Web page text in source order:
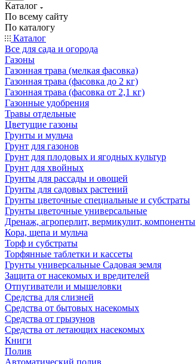
Каталог
По всему сайту
По каталогу
Каталог
Все для сада и огорода
Газоны
Газонная трава (мелкая фасовка)
Газонная трава (фасовка до 2 кг)
Газонная трава (фасовка от 2,1 кг)
Газонные удобрения
Травы отдельные
Цветущие газоны
Грунты и мульча
Грунт для газонов
Грунт для плодовых и ягодных культур
Грунт для хвойных
Грунты для рассады и овощей
Грунты для садовых растений
Грунты цветочные специальные и субстраты
Грунты цветочные универсальные
Дренаж, агроперлит, вермикулит, компоненты
Кора, щепа и мульча
Торф и субстраты
Торфянные таблетки и кассеты
Грунты универсальные Садовая земля
Защита от насекомых и вредителей
Отпугиватели и мышеловки
Средства для слизней
Средства от бытовых насекомых
Средства от грызунов
Средства от летающих насекомых
Книги
Полив
Автоматический полив